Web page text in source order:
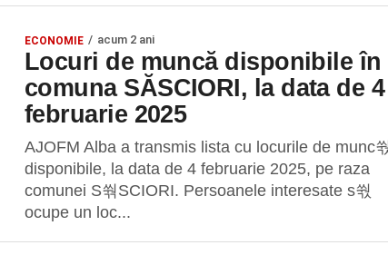
ECONOMIE acum 2 ani
Locuri de muncă disponibile în
comuna SĂSCIORI, la data de 4
februarie 2025
AJOFM Alba a transmis lista cu locurile de munc
disponibile, la data de 4 februarie 2025, pe raza
comunei S쒂SCIORI. Persoanele interesate s쒃
ocupe un loc...